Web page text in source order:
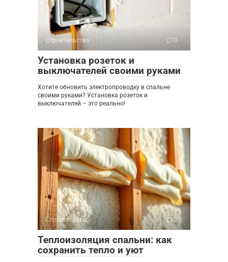
Строительство 0
Установка розеток и
выключателей своими руками
Хотите обновить электропроводку в спальне
своими руками? Установка розеток и
выключателей – это реально!
Строительство 0
Теплоизоляция спальни: как
сохранить тепло и уют